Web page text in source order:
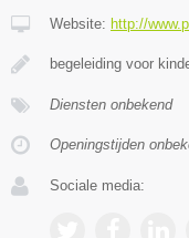
Website: http://
begeleiding voor
Diensten onbekend
Openingstijden
Sociale media: